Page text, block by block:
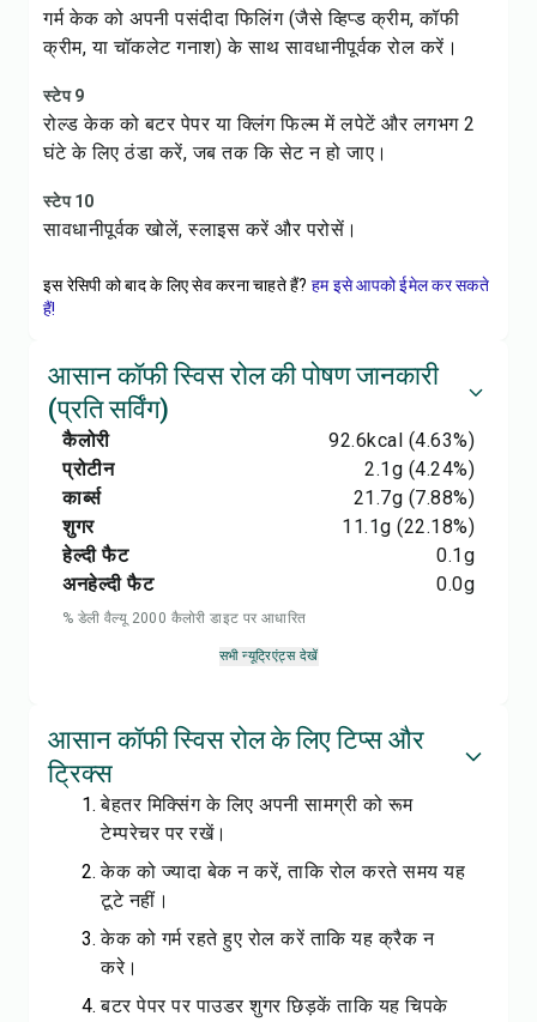
गर्म केक को अपनी पसंदीदा फिलिंग (जैसे व्हिप्ड क्रीम, कॉफी
क्रीम, या चॉकलेट गनाश) के साथ सावधानीपूर्वक रोल करें।
स्टेप 9
रोल्ड केक को बटर पेपर या क्लिंग फिल्म में लपेटें और लगभग 2
घंटे के लिए ठंडा करें, जब तक कि सेट न हो जाए।
स्टेप 10
सावधानीपूर्वक खोलें, स्लाइस करें और परोसें।
इस रेसिपी को बाद के लिए सेव करना चाहते हैं? हम इसे आपको ईमेल कर सकते
हैं!
आसान कॉफी स्विस रोल की पोषण जानकारी
(प्रति सर्विंग)
कैलोरी 92.6kcal (4.63%)
प्रोटीन
2.1g (4.24%)
कार्ब्स
21.7g (7.88%)
शुगर
11.1g (22.18%)
हेल्दी फैट
0.1g
अनहेल्दी फैट
0.0g
% डेली वैल्यू 2000 कैलोरी डाइट पर आधारित
सभी न्यूट्रिएंट्स देखें
आसान कॉफी स्विस रोल के लिए टिप्स और
ट्रिक्स
बेहतर मिक्सिंग के लिए अपनी सामग्री को रूम
टेम्परेचर पर रखें।
केक को ज्यादा बेक न करें, ताकि रोल करते समय यह
टूटे नहीं।
केक को गर्म रहते हुए रोल करें ताकि यह क्रैक न
करे।
बटर पेपर पर पाउडर शुगर छिड़कें ताकि यह चिपके